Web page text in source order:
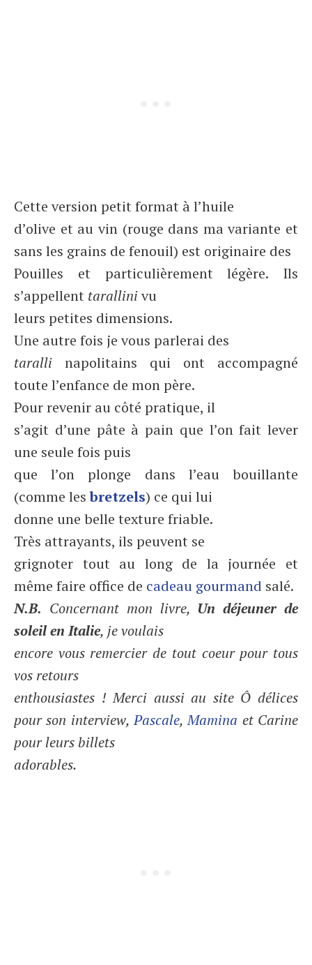
Cette version petit format à l’huile
d’olive et au vin (rouge dans ma variante et
sans les grains de fenouil) est originaire des
Pouilles et particulièrement légère. Ils
s’appellent tarallinivu
leurs petites dimensions.
Une autre fois je vous parlerai des
taralli napolitains qui ont accompagné
toute l’enfance de mon père.
Pour revenir au côté pratique, il
s’agit d’une pâte à pain que l’on fait lever
une seule fois puis
que l’on plonge dans l’eau bouillante
(comme les bretzels) ce qui lui
donne une belle texture friable.
Très attrayants, ils peuvent se
grignoter tout au long de la journée et
même faire office de cadeau gourmand salé.
N.B. Concernant mon livre, Un déjeuner de
soleil en Italie, je voulais
encore vous remercier de tout coeur pour tous
vos retours
enthousiastes ! Merci aussi au site Ô délices
pour son interview,Pascale,Mamina et Carine
pour leurs billets
adorables.